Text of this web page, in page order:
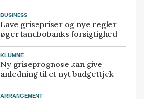
BUSINESS
Lave grisepriser og nye regler
øger landbobanks forsigtighed
KLUMME
Ny griseprognose kan give
anledning til et nyt budgettjek
ARRANGEMENT